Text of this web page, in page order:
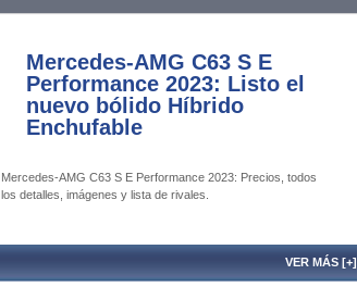
Mercedes-AMG C63 S E
Performance 2023: Listo el
nuevo bólido Híbrido
Enchufable
Mercedes-AMG C63 S E Performance 2023: Precios, todos
los detalles, imágenes y lista de rivales.
VER MÁS [+]